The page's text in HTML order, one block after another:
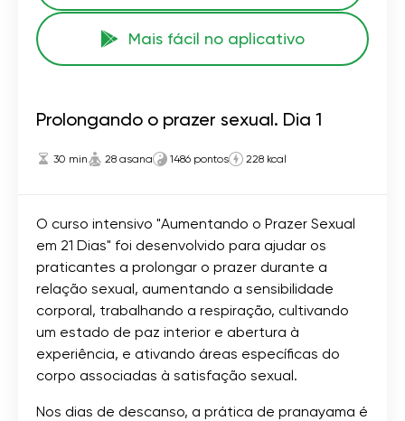
Mais fácil no aplicativo
Prolongando o prazer sexual. Dia 1
30 min 28 asana 1486 pontos 228 kcal
O curso intensivo "Aumentando o Prazer Sexual
em 21 Dias" foi desenvolvido para ajudar os
praticantes a prolongar o prazer durante a
relação sexual, aumentando a sensibilidade
corporal, trabalhando a respiração, cultivando
um estado de paz interior e abertura à
experiência, e ativando áreas específicas do
corpo associadas à satisfação sexual.
Nos dias de descanso, a prática de pranayama é